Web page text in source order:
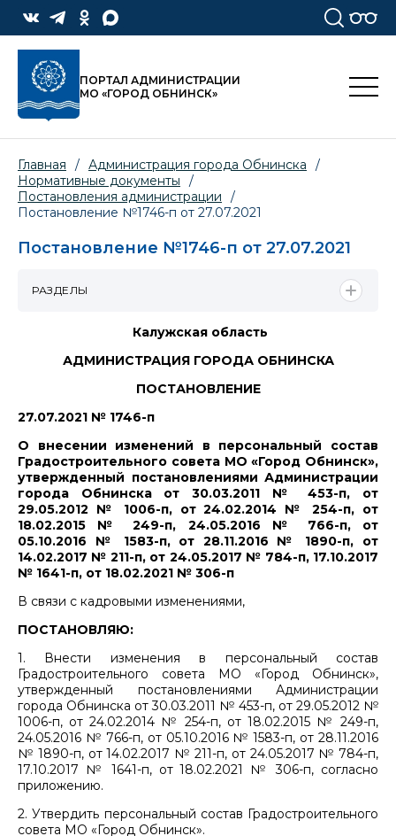
ПОРТАЛ АДМИНИСТРАЦИИ
МО «ГОРОД ОБНИНСК»
Главная / Администрация города Обнинска
/
Нормативные документы
/
Постановления администрации
/
Постановление №1746-п от 27.07.2021
Постановление №1746-п от 27.07.2021
Калужская область
АДМИНИСТРАЦИЯ ГОРОДА ОБНИНСКА
ПОСТАНОВЛЕНИЕ
27.07.2021 № 1746-п
О внесении изменений в персональный состав
Градостроительного совета МО «Город Обнинск»,
утвержденный постановлениями Администрации
города Обнинска от 30.03.2011 № 453-п, от
29.05.2012 № 1006-п, от 24.02.2014 № 254-п, от
18.02.2015 № 249-п, 24.05.2016 № 766-п, от
05.10.2016 № 1583-п, от 28.11.2016 № 1890-п, от
14.02.2017 № 211-п, от 24.05.2017 № 784-п, 17.10.2017
№ 1641-п, от 18.02.2021 № 306-п
В связи с кадровыми изменениями,
ПОСТАНОВЛЯЮ:
1. Внести изменения в персональный состав
Градостроительного совета МО «Город Обнинск»,
утвержденный постановлениями Администрации
города Обнинска от 30.03.2011 № 453-п, от 29.05.2012 №
1006-п, от 24.02.2014 № 254-п, от 18.02.2015 № 249-п,
24.05.2016 № 766-п, от 05.10.2016 № 1583-п, от 28.11.2016
№ 1890-п, от 14.02.2017 № 211-п, от 24.05.2017 № 784-п,
17.10.2017 № 1641-п, от 18.02.2021 № 306-п, согласно
приложению.
2. Утвердить персональный состав Градостроительного
совета МО «Город Обнинск».
РАЗДЕЛЫ